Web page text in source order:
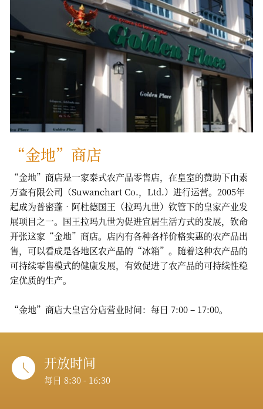
“金地”商店
“金地”商店是一家泰式农产品零售店，在皇室的赞助下由素
万查有限公司（Suwanchart Co.，Ltd.）进行运营。2005年
起成为普密蓬•阿杜德国王（拉玛九世）钦管下的皇家产业发
展项目之一。国王拉玛九世为促进宜居生活方式的发展，钦命
开张这家“金地”商店。店内有各种各样价格实惠的农产品出
售，可以看成是各地区农产品的“冰箱”。随着这种农产品的
可持续零售模式的健康发展，有效促进了农产品的可持续性稳
定优质的生产。
“金地”商店大皇宫分店营业时间：每日 7:00 – 17:00。
开放时间
每日 8:30 - 16:30